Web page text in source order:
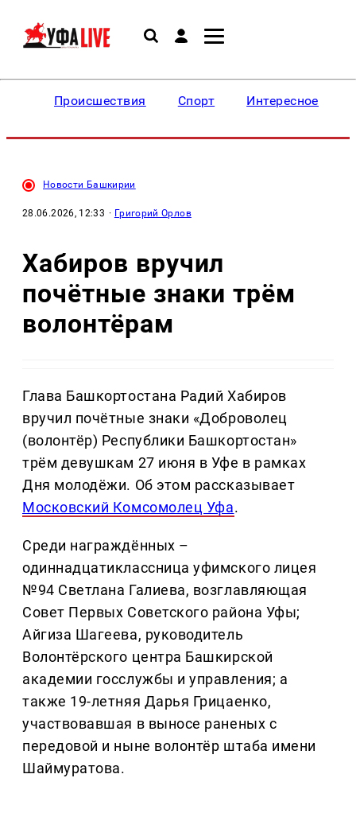
Происшествия Спорт Интересное
Новости Башкирии
28.06.2026, 12:33 · Григорий Орлов
Хабиров вручил
почётные знаки трём
волонтёрам
Глава Башкортостана Радий Хабиров
вручил почётные знаки «Доброволец
(волонтёр) Республики Башкортостан»
трём девушкам 27 июня в Уфе в рамках
Дня молодёжи. Об этом рассказывает
Московский Комсомолец Уфа.
Среди награждённых –
одиннадцатиклассница уфимского лицея
№94 Светлана Галиева, возглавляющая
Совет Первых Советского района Уфы;
Айгиза Шагеева, руководитель
Волонтёрского центра Башкирской
академии госслужбы и управления; а
также 19-летняя Дарья Грицаенко,
участвовавшая в выносе раненых с
передовой и ныне волонтёр штаба имени
Шаймуратова.